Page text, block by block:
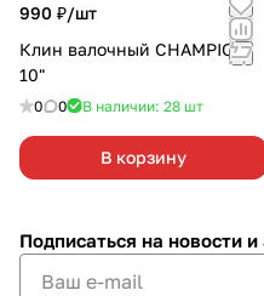
990 ₽/шт
Клин валочный CHAMPION
10"
0 0 В наличии: 28 шт
В корзину
Подписаться на новости и